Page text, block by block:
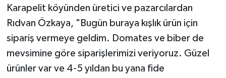
Karapelit köyünden üretici ve pazarcılardan
Rıdvan Özkaya, "Bugün buraya kışlık ürün için
sipariş vermeye geldim. Domates ve biber de
mevsimine göre siparişlerimizi veriyoruz. Güzel
ürünler var ve 4-5 yıldan bu yana fide